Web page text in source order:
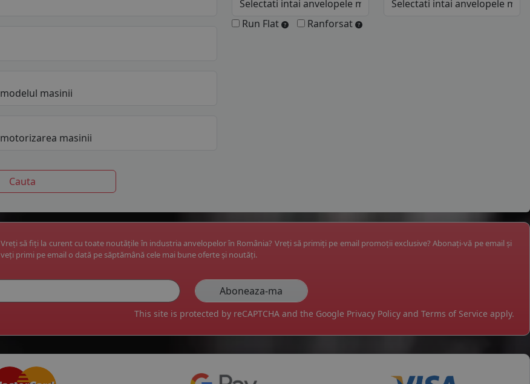
Run Flat Ranforsat
Vreți să fiți la curent cu toate noutățile în industria anvelopelor în România? Vreți să primiți pe email promoții exclusive? Abonați-vă pe email și
veți primi pe email o dată pe săptămână cele mai bune oferte și noutăți.
This site is protected by reCAPTCHA and the Google Privacy Policy and Terms of Service apply.